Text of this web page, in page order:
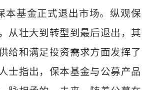
本基金正式退出市场。纵观保
从壮大到转型到最后退出，其
给和满足投资需求方面发挥了
士指出，保本基金与公募产品